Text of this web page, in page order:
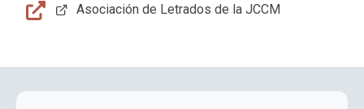
Asociación de Letrados de la JCCM